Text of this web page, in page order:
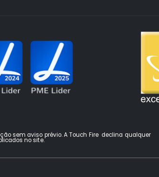
sem aviso prévio. A Touch Fire declina qualquer
no site.